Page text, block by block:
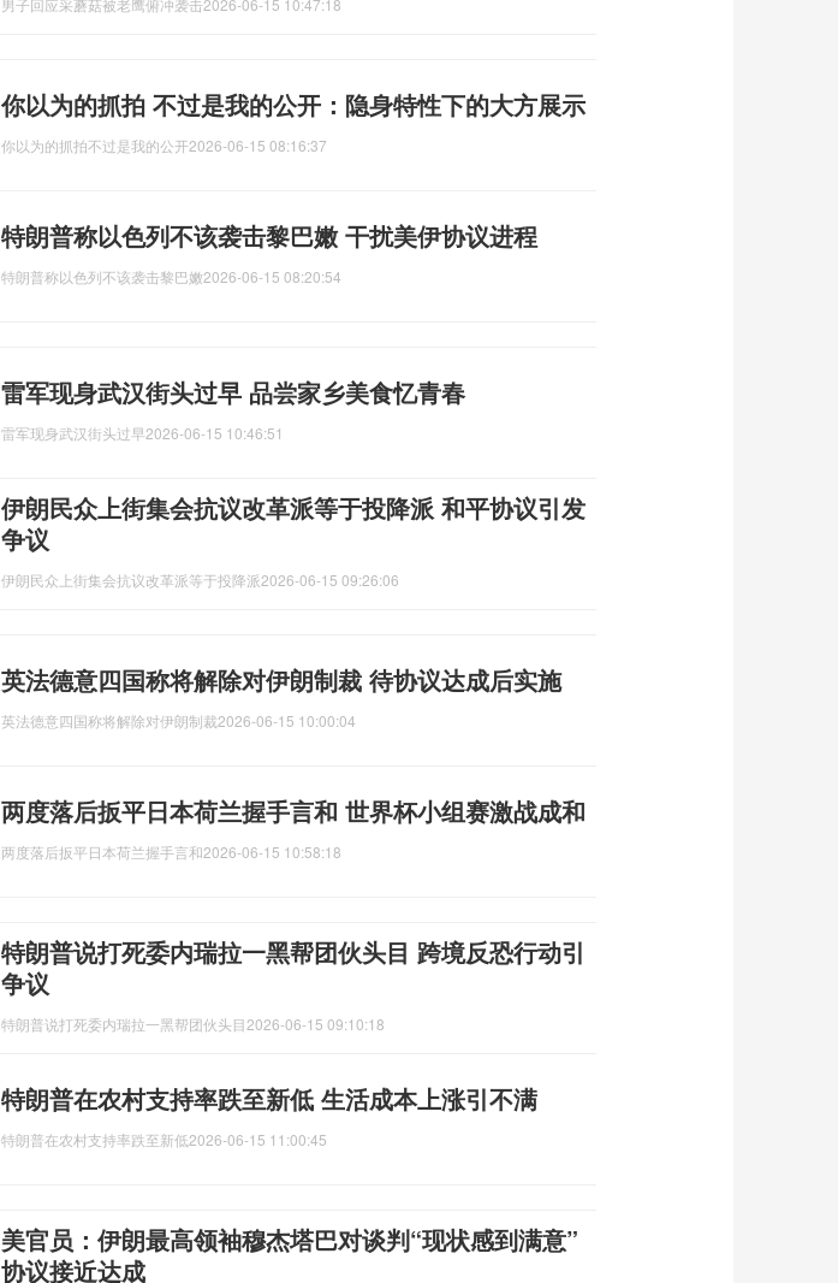
男子回应采蘑菇被老鹰俯冲袭击2026-06-15 10:47:18
你以为的抓拍 不过是我的公开：隐身特性下的大方展示
你以为的抓拍不过是我的公开2026-06-15 08:16:37
特朗普称以色列不该袭击黎巴嫩 干扰美伊协议进程
特朗普称以色列不该袭击黎巴嫩2026-06-15 08:20:54
雷军现身武汉街头过早 品尝家乡美食忆青春
雷军现身武汉街头过早2026-06-15 10:46:51
伊朗民众上街集会抗议改革派等于投降派 和平协议引发
争议
伊朗民众上街集会抗议改革派等于投降派2026-06-15 09:26:06
英法德意四国称将解除对伊朗制裁 待协议达成后实施
英法德意四国称将解除对伊朗制裁2026-06-15 10:00:04
两度落后扳平日本荷兰握手言和 世界杯小组赛激战成和
两度落后扳平日本荷兰握手言和2026-06-15 10:58:18
特朗普说打死委内瑞拉一黑帮团伙头目 跨境反恐行动引
争议
特朗普说打死委内瑞拉一黑帮团伙头目2026-06-15 09:10:18
特朗普在农村支持率跌至新低 生活成本上涨引不满
特朗普在农村支持率跌至新低2026-06-15 11:00:45
美官员：伊朗最高领袖穆杰塔巴对谈判“现状感到满意”
协议接近达成